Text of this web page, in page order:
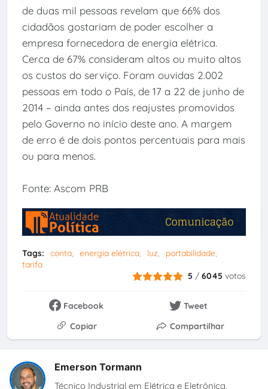
de duas mil pessoas revelam que 66% dos
cidadãos gostariam de poder escolher a
empresa fornecedora de energia elétrica.
Cerca de 67% consideram altos ou muito altos
os custos do serviço. Foram ouvidas 2.002
pessoas em todo o País, de 17 a 22 de junho de
2014 – ainda antes dos reajustes promovidos
pelo Governo no início deste ano. A margem
de erro é de dois pontos percentuais para mais
ou para menos.
Fonte: Ascom PRB
Tags: conta energia elétrica luz
portabilidade
tarifa
5 /6045 votos
Facebook
Tweet
Copiar
Compartilhar
Emerson Tormann
Técnico Industrial em Elétrica e Eletrônica,